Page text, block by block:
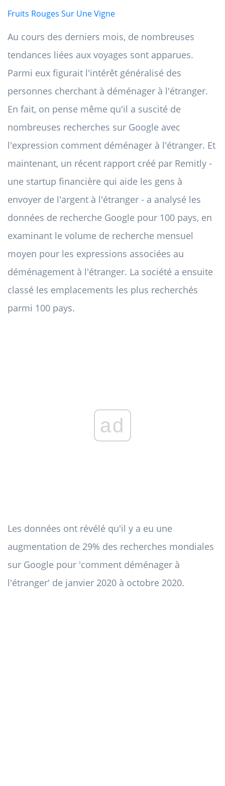
Fruits Rouges Sur Une Vigne
Au cours des derniers mois, de nombreuses
tendances liées aux voyages sont apparues.
Parmi eux figurait l'intérêt généralisé des
personnes cherchant à déménager à l'étranger.
En fait, on pense même qu'il a suscité de
nombreuses recherches sur Google avec
l'expression comment déménager à l'étranger. Et
maintenant, un récent rapport créé par Remitly -
une startup financière qui aide les gens à
envoyer de l'argent à l'étranger - a analysé les
données de recherche Google pour 100 pays, en
examinant le volume de recherche mensuel
moyen pour les expressions associées au
déménagement à l'étranger. La société a ensuite
classé les emplacements les plus recherchés
parmi 100 pays.
ad
Les données ont révélé qu'il y a eu une
augmentation de 29% des recherches mondiales
sur Google pour 'comment déménager à
l'étranger' de janvier 2020 à octobre 2020.